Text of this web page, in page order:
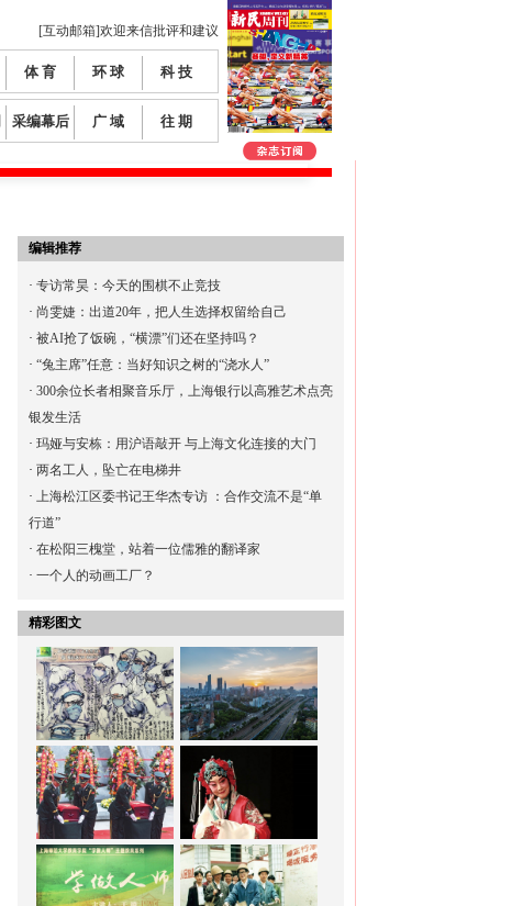
[互动邮箱]欢迎来信批评和建议
体 育 环 球 科 技
采编幕后 广 域 往 期
编辑推荐
· 专访常昊：今天的围棋不止竞技
· 尚雯婕：出道20年，把人生选择权留给自己
· 被AI抢了饭碗，“横漂”们还在坚持吗？
· “兔主席”任意：当好知识之树的“浇水人”
· 300余位长者相聚音乐厅，上海银行以高雅艺术点亮
银发生活
· 玛娅与安栋：用沪语敲开 与上海文化连接的大门
· 两名工人，坠亡在电梯井
· 上海松江区委书记王华杰专访 ：合作交流不是“单
行道”
· 在松阳三槐堂，站着一位儒雅的翻译家
· 一个人的动画工厂？
精彩图文